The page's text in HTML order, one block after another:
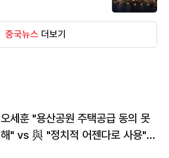
중국뉴스 더보기
오세훈 "용산공원 주택공급 동의 못
해" vs 與 "정치적 어젠다로 사용"